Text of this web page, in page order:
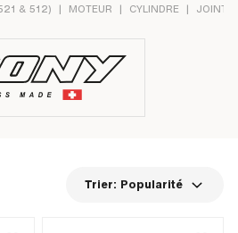
& 512) | MOTEUR | CYLINDRE | JOINTS
Trier: Popularité